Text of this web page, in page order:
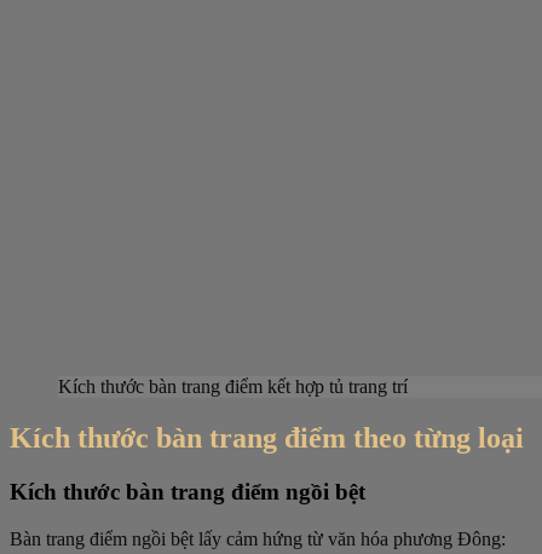
Kích thước bàn trang điểm kết hợp tủ trang trí
Kích thước bàn trang điểm theo từng loại
Kích thước bàn trang điểm ngồi bệt
Bàn trang điểm ngồi bệt lấy cảm hứng từ văn hóa phương Đông: